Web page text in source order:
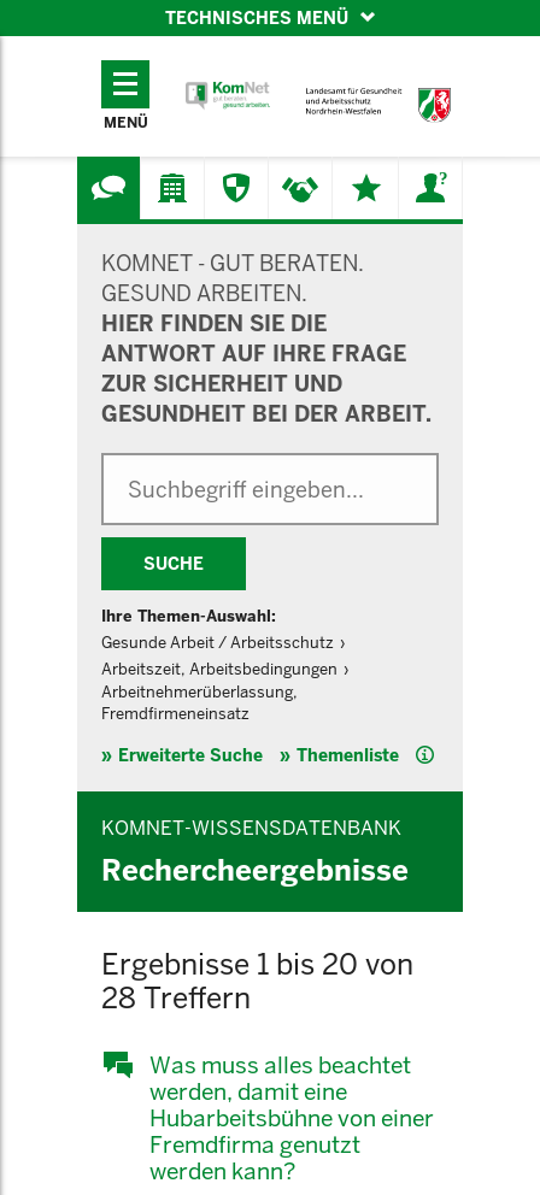
TECHNISCHES MENÜ
TECHNISCHES
MENÜ
KOMNET - GUT BERATEN.
GESUND ARBEITEN.
HIER FINDEN SIE DIE
ANTWORT AUF IHRE FRAGE
ZUR SICHERHEIT UND
GESUNDHEIT BEI DER ARBEIT.
SUCHE
Ihre Themen-Auswahl:
Gesunde Arbeit / Arbeitsschutz
Arbeitszeit, Arbeitsbedingungen
Arbeitnehmerüberlassung,
Fremdfirmeneinsatz
Erweiterte Suche Themenliste Hilfe
KOMNET-WISSENSDATENBANK
Rechercheergebnisse
Ergebnisse 1 bis 20 von
28 Treffern
Was muss alles beachtet
werden, damit eine
Hubarbeitsbühne von einer
Fremdfirma genutzt
werden kann?